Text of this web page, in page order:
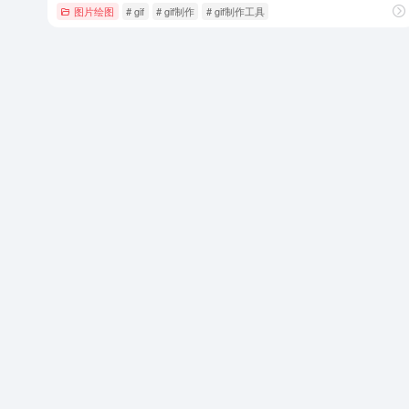
图片绘图 # gif # gif制作 # gif制作工具